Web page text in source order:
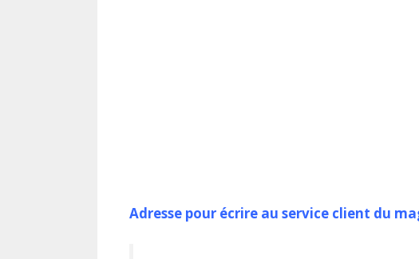
Adresse pour écrire au service client du